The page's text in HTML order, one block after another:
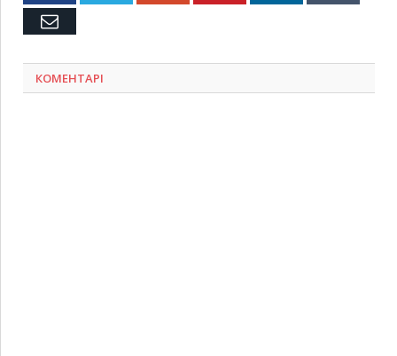
Емейл
КОМЕНТАРІ